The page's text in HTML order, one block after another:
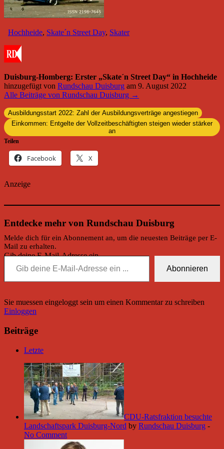
Hochheide, Skate´n Street Day, Skater
Duisburg-Homberg: Erster „Skate´n Street Day“ in Hochheide
hinzugefügt von Rundschau Duisburg am 9. August 2022
Alle Beiträge von Rundschau Duisburg →
Ausbildungsstart 2022: Zahl der Ausbildungsverträge angestiegen
Einkommen: Entgelte der Vollzeitbeschäftigten steigen wieder stärker
an
Teilen
Facebook X
Anzeige
Entdecke mehr von Rundschau Duisburg
Melde dich für ein Abonnement an, um die neuesten Beiträge per E-
Mail zu erhalten.
Gib deine E-Mail-Adresse ein ...
Abonnieren
Sie muessen eingeloggt sein um einen Kommentar zu schreiben
Einloggen
Beiträge
Letzte
CDU-Ratsfraktion besuchte
Landschaftspark Duisburg-Nord by Rundschau Duisburg -
No Comment